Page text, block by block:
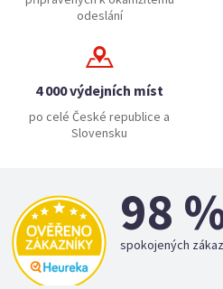
odeslání
4 000 výdejních míst
po celé České republice a
Slovensku
98
spokojených